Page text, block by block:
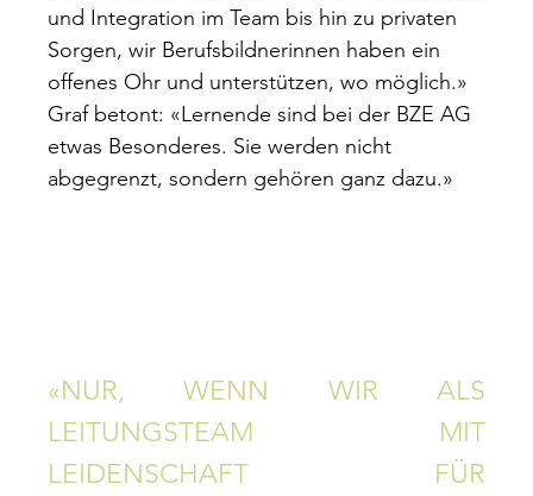
und Integration im Team bis hin zu privaten
Sorgen, wir Berufsbildnerinnen haben ein
offenes Ohr und unterstützen, wo möglich.»
Graf betont: «Lernende sind bei der BZE AG
etwas Besonderes. Sie werden nicht
abgegrenzt, sondern gehören ganz dazu.»
«NUR, WENN WIR ALS
LEITUNGSTEAM MIT
LEIDENSCHAFT FÜR